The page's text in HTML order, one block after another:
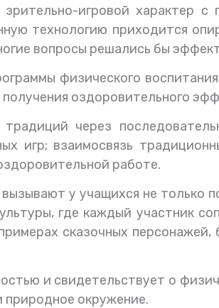
игровой характер
технологию приходится
вопросы решались бы
физического
оздоровительного
через
игр; взаимосвязь
работе.
у учащихся не только
где каждый участник
сказочных
и свидетельствует о
природное окружение.